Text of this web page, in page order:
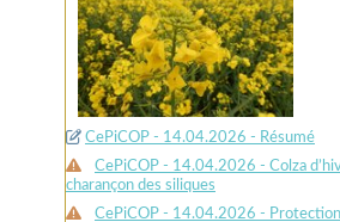
CePiCOP - 14.04.2026 - Résumé
CePiCOP - 14.04.2026 - Colza
charançon des siliques
CePiCOP - 14.04.2026 -